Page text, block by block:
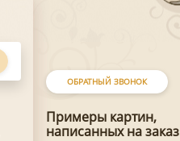
ОБРАТНЫЙ ЗВОНОК
Примеры картин,
написанных на заказ